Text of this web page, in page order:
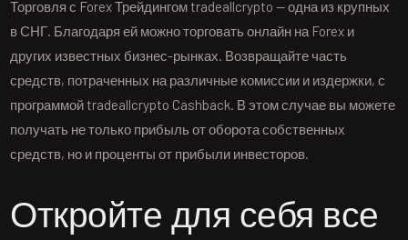
Торговля с Forex Трейдингом tradeallcrypto — одна из крупных
в СНГ. Благодаря ей можно торговать онлайн на Forex и
других известных бизнес-рынках. Возвращайте часть
средств, потраченных на различные комиссии и издержки, с
программой tradeallcrypto Cashback. В этом случае вы можете
получать не только прибыль от оборота собственных
средств, но и проценты от прибыли инвесторов.
Откройте для себя все